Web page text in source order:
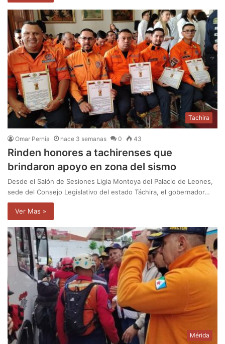
Tachira
Omar Pernia hace 3 semanas 0 43
Rinden honores a tachirenses que
brindaron apoyo en zona del sismo
Desde el Salón de Sesiones Ligia Montoya del Palacio de Leones,
sede del Consejo Legislativo del estado Táchira, el gobernador…
Ver Mas »
Mérida